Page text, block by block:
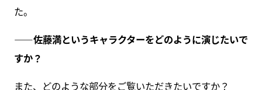
た。
――佐藤満というキャラクターをどのように演じたいで
すか？
また、どのような部分をご覧いただきたいですか？